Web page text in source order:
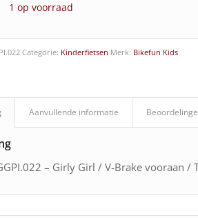
1 op voorraad
Categorie: Kinderfietsen Merk: Bikefun Kids
Aanvullende informatie
– Girly Girl / V-Brake vooraan /